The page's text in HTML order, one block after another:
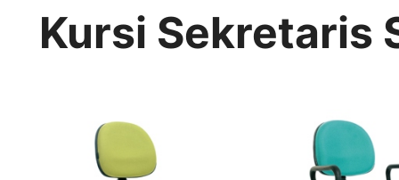
Kursi Sekretaris